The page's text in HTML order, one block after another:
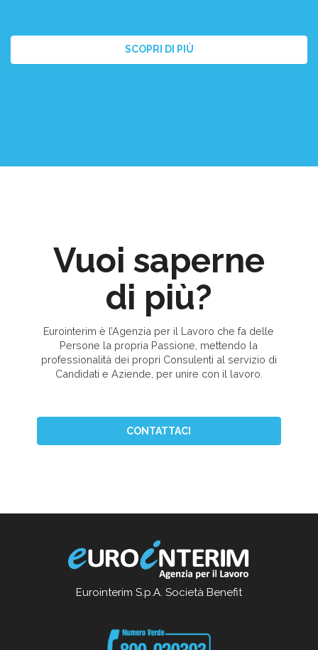
SCOPRI DI PIÙ
Vuoi saperne
di più?
Eurointerim è l’Agenzia per il Lavoro che fa delle
Persone la propria Passione, mettendo la
professionalità dei propri Consulenti al servizio di
Candidati e Aziende, per unire con il lavoro.
CONTATTACI
Eurointerim S.p.A. Società Benefit